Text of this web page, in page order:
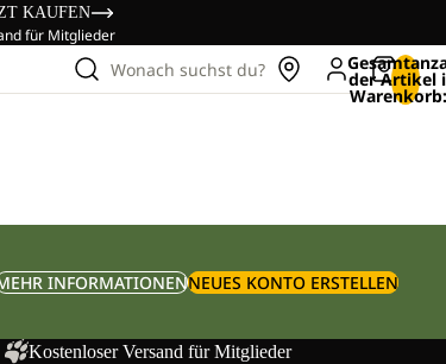
KAUFEN
für Mitglieder
Wonach suchst du? der Artikel
INFORMATIONENNEUES KONTO ERSTELLEN
Kostenloser Versand für Mitglieder